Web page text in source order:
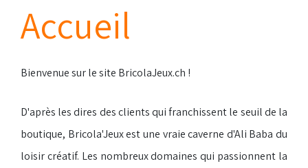
Accueil
Bienvenue sur le site BricolaJeux.ch !
D'après les dires des clients qui franchissent le seuil de la
boutique, Bricola'Jeux est une vraie caverne d'Ali Baba du
loisir créatif. Les nombreux domaines qui passionnent la